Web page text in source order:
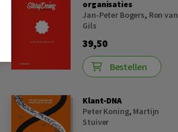
organisaties
Jan-Peter Bogers, Ron van
Gils
39,50
Bestellen
Klant-DNA
Peter Koning, Martijn
Stuiver